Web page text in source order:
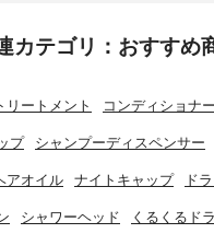
カテゴリ：おすすめ
リートメント コンディショナー
プ シャンプーディスペンサー
アオイル ナイトキャップ ド
シャワーヘッド くるくるド